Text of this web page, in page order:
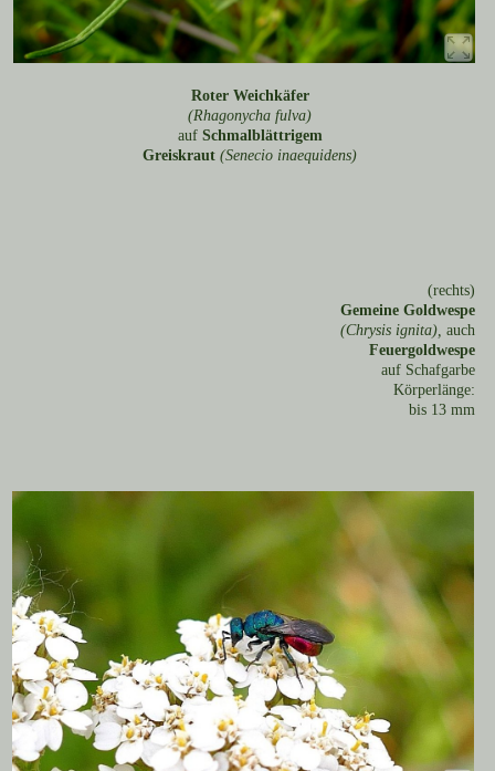
Roter Weichkäfer
(Rhagonycha fulva)
auf Schmalblättrigem
Greiskraut (Senecio inaequidens)
(rechts)
Gemeine Goldwespe
(Chrysis ignita), auch
Feuergoldwespe
auf Schafgarbe
Körperlänge:
bis 13 mm